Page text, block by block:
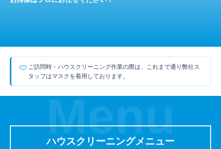
ご訪問時・ハウスクリーニング作業の際は、これまで通り弊社ス
タッフはマスクを着用しております。
ハウスクリーニングメニュー
Menu